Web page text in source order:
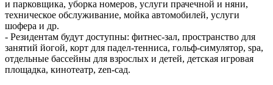
и парковщика, уборка номеров, услуги прачечной и няни,
техническое обслуживание, мойка автомобилей, услуги
шофера и др.
- Резидентам будут доступны: фитнес-зал, пространство для
занятий йогой, корт для падел-тенниса, гольф-симулятор, spa,
отдельные бассейны для взрослых и детей, детская игровая
площадка, кинотеатр, zen-сад.